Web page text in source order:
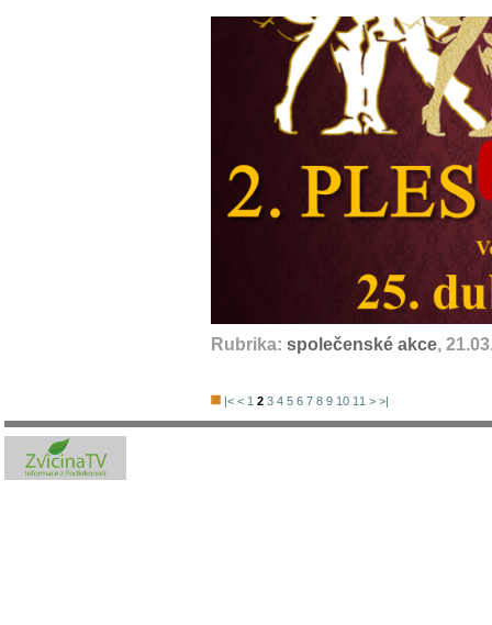
Rubrika: společenské akce,
|< < 1 2 3 4 5 6 7 8 9 10 11 > >|